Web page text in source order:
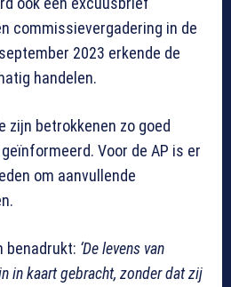
commissievergadering in de
2023 erkende de
handelen.
zijn betrokkenen zo goed
Voor de AP is er
om aanvullende
benadrukt: ‘De levens van
in kaart gebracht, zonder dat zij